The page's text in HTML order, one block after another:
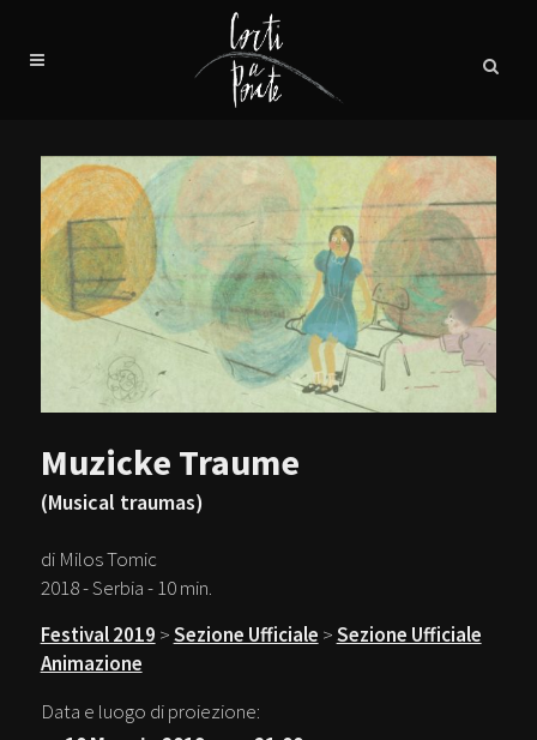
Muzicke Traume
(Musical traumas)
di Milos Tomic
2018 - Serbia - 10 min.
Festival 2019 >Sezione Ufficiale >Sezione Ufficiale
Animazione
Data e luogo di proiezione: